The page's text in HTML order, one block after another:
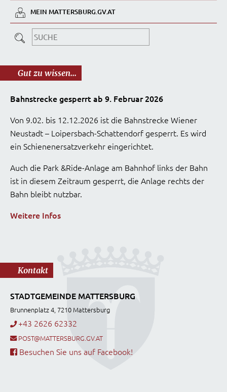
MEIN MATTERSBURG.GV.AT
Gut zu wissen...
Bahnstrecke gesperrt ab 9. Februar 2026
Von 9.02. bis 12.12.2026 ist die Bahnstrecke Wiener
Neustadt – Loipersbach-Schattendorf gesperrt. Es wird
ein Schienenersatzverkehr eingerichtet.
Auch die Park &Ride-Anlage am Bahnhof links der Bahn
ist in diesem Zeitraum gesperrt, die Anlage rechts der
Bahn bleibt nutzbar.
Weitere Infos
Kontakt
STADTGEMEINDE MATTERSBURG
Brunnenplatz 4, 7210 Mattersburg
+43 2626 62332
POST@MATTERSBURG.GV.AT
Besuchen Sie uns auf Facebook!